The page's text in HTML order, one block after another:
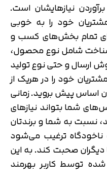
نیازهایشان است.
خود را به خوبی
تمام بخش‌های کسب و
شناخت شامل نوع محصول،
ارسال و حتی نوع تولید
خود را در هریک از
اساس پیش بروید. زمانی
شما بتواند نیازهای
نسبت به شما و برندتان
ترغیب می‌شود
صحبت کند. به این
توسط کاربر بهرمند
کنید